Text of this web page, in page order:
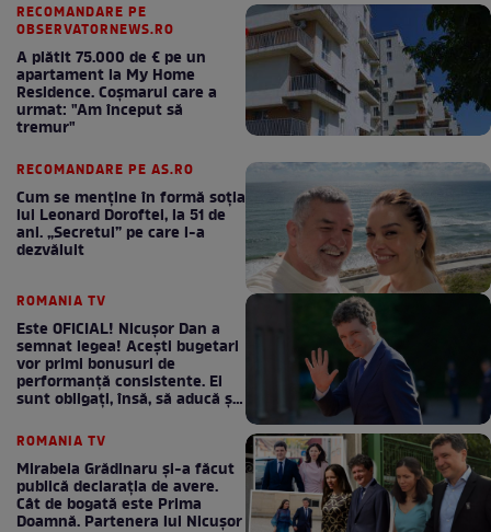
RECOMANDARE PE
OBSERVATORNEWS.RO
A plătit 75.000 de € pe un
apartament la My Home
Residence. Coşmarul care a
urmat: "Am început să
tremur"
RECOMANDARE PE AS.RO
Cum se menţine în formă soţia
lui Leonard Doroftei, la 51 de
ani. „Secretul” pe care l-a
dezvăluit
ROMANIA TV
Este OFICIAL! Nicușor Dan a
semnat legea! Acești bugetari
vor primi bonusuri de
performanță consistente. Ei
sunt obligați, însă, să aducă și
ROMANIA TV
Mirabela Grădinaru și-a făcut
publică declarația de avere.
Cât de bogată este Prima
Doamnă. Partenera lui Nicușor